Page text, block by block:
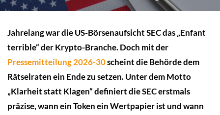
Jahrelang war die US-Börsenaufsicht SEC das „Enfant
terrible“ der Krypto-Branche. Doch mit der
Pressemitteilung 2026-30scheint die Behörde dem
Rätselraten ein Ende zu setzen. Unter dem Motto
„Klarheit statt Klagen“ definiert die SEC erstmals
präzise, wann ein Token ein Wertpapier ist und wann